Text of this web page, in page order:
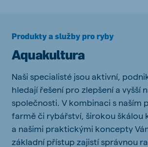
Produkty a služby pro ryby
Aquakultura
Naši specialisté jsou aktivní,
hledají řešení pro zlepšení a vyšší
společnosti. V kombinaci s naším
farmě či rybářství, širokou škálou
a našimi praktickými koncepty
základní přístup zajistí správnou